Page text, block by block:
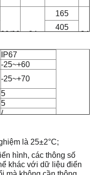
80/90 24
165
24
405
IP67
-25~+60
-25~+70
5
5
/
là 25±2°C;
hình, các thông số
khác với dữ liệu điển